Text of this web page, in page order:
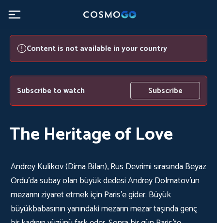
Content is not available in your country
Subscribe to watch Subscribe
The Heritage of Love
Andrey Kulikov (Dima Bilan), Rus Devrimi sırasında Beyaz
Ordu'da subay olan büyük dedesi Andrey Dolmatov'un
mezarını ziyaret etmek için Paris'e gider. Büyük
büyükbabasının yanındaki mezarın mezar taşında genç